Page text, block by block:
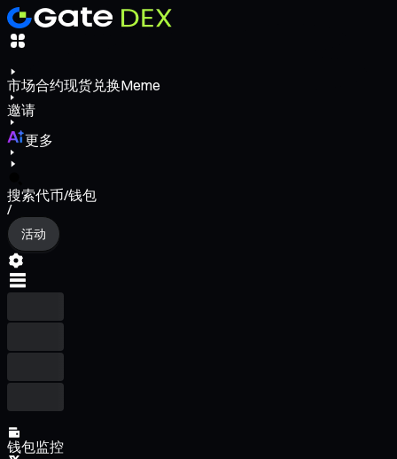
市场合约现货兑换Meme
邀请
更多
搜索代币/钱包
/
活动
钱包监控